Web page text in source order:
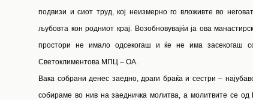
подвизи и сиот труд, кој неизмерно го вложивте во
љубовта кон родниот крај. Возобновувајќи ја ова
простори не имало одсекогаш и ќе не има засекогаш
Светоклиментова МПЦ – ОА.
Вака собрани денес заедно, драги браќа и сестри –
собираме во нив на заедничка молитва, а молитвите се